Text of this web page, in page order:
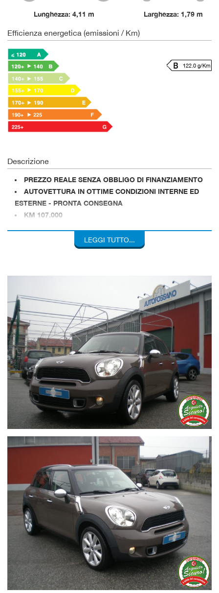
Lunghezza: 4,11 m Larghezza: 1,79 m
Efficienza energetica (emissioni / Km)
122.0 g/Km
Descrizione
PREZZO REALE SENZA OBBLIGO DI FINANZIAMENTO
AUTOVETTURA IN OTTIME CONDIZIONI INTERNE ED
ESTERNE - PRONTA CONSEGNA
KM 107.000
CLIMATIZZATORE
ED IN PIU' CON L'OFFERTA FURTO-INCENDIO HAI IL VALORE
A NUOVO DEL VEICOLO SENZA FRANCHIGIE , PER TUTTA LA
DURATA DELLA POLIZZA ! TUTTI I VEICOLI VENGONO
CONSEGNATI CON UNA GARANZIA DI CONFORMITA' PER 12
MESI , COME PRESCRITTO PER LEGGE . A SCELTA DEL
CLIENTE , E' POSSIBILE ATTIVARE , CON UN PICCOLO
SUPPLEMENTO , UNA COPERTURA ASSICURATIVA SUI
PRINCIPALI COMPONENTI MECCANICI ED ELETTRONICI ,
VALIDA SU TUTTO IL TERRITORIO DELL' UNIONE EUROPEA !
AL PREZZO FINALE VA SOLO AGGIUNTO IL COSTO VOLTURA
! SE ABITATE LONTANO POTETE ANTICIPARCI I DOCUMENTI
NECESSARI PER E.MAIL OPPURE WHATSAPP , E FIRMARE
QUALSIASI CHIARIMENTO NON ESITATE A CONTATTARCI AL
0172 637384 ORE UFFICIO , VI ASPETTIAMO ! VISITATE IL
NOSTRO SITO WWW.AUTOFOSSANO.IT
La dotazione tecnica e gli optional potrebbero in alcuni casi
differire dall'effettivo equipaggiamento del veicolo , per cui vi
invitiamo sempre a verificarne la correttezza .
AUTOFOSSANO declina ogni responsabilità per eventuali
involontarie incongruenze, che non rappresentano un
impegno contrattuale .
LEGGI TUTTO...